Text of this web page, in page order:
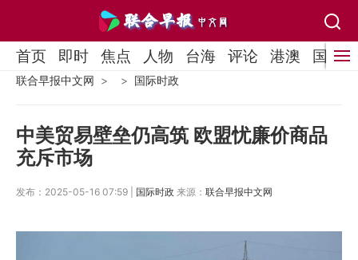
首页 即时 焦点 人物 台海 评论 港澳 国际
联合早报中文网 国际时政
中美贸易壁垒仍高筑 欧盟忧廉价商品
充斥市场
发布：2025-05-16 07:59 | 国际时政 来源： 联合早报中文网